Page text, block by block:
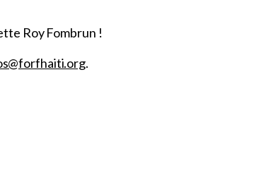
Roy Fombrun !
.